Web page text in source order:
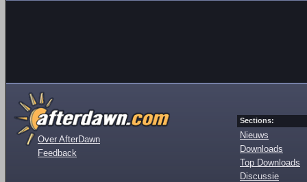
Over AfterDawn
Feedback
Sections:
Nieuws
Downloads
Top Downloads
Discussie